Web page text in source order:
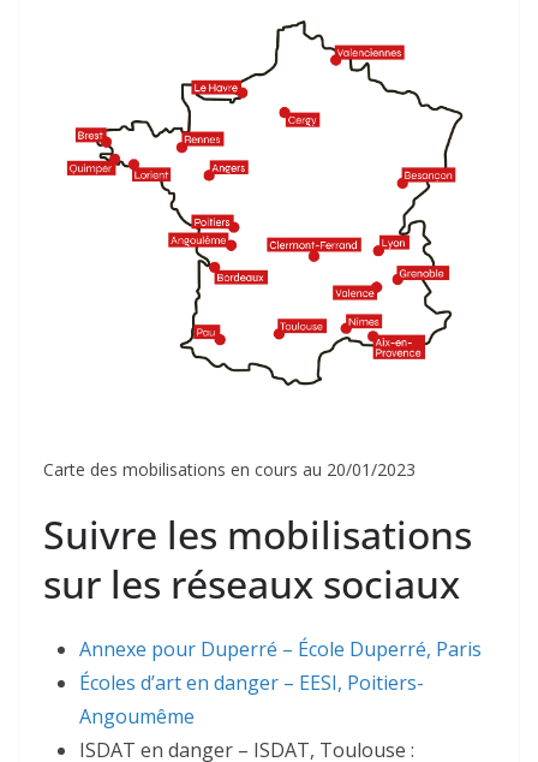
Carte des mobilisations en cours au 20/01/2023
Suivre les mobilisations
sur les réseaux sociaux
Annexe pour Duperré – École Duperré, Paris
Écoles d’art en danger – EESI, Poitiers-
Angoumême
ISDAT en danger – ISDAT, Toulouse :